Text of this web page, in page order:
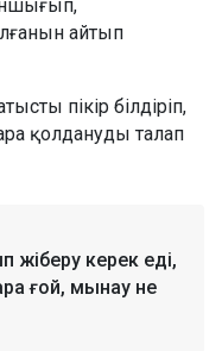
айтып
пікір білдіріп,
қолдануды талап
керек еді,
ғой, мынау не